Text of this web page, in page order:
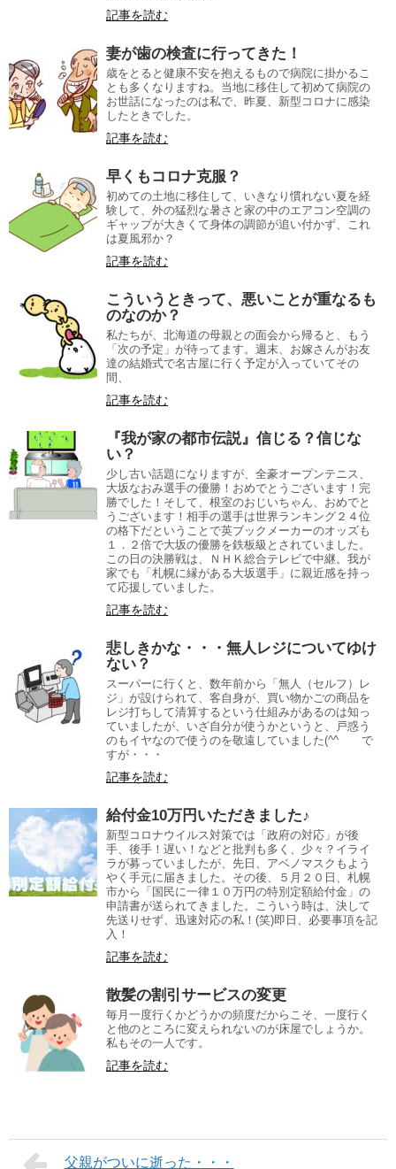
記事を読む
妻が歯の検査に行ってきた！
歳をとると健康不安を抱えるもので病院に掛かるこ
とも多くなりますね。当地に移住して初めて病院の
お世話になったのは私で、昨夏、新型コロナに感染
したときでした。
記事を読む
早くもコロナ克服？
初めての土地に移住して、いきなり慣れない夏を経
験して、外の猛烈な暑さと家の中のエアコン空調の
ギャップが大きくて身体の調節が追い付かず、これ
は夏風邪か？
記事を読む
こういうときって、悪いことが重なるも
のなのか？
私たちが、北海道の母親との面会から帰ると、もう
「次の予定」が待ってます。週末、お嫁さんがお友
達の結婚式で名古屋に行く予定が入っていてその
間、
記事を読む
『我が家の都市伝説』信じる？信じな
い？
少し古い話題になりますが、全豪オープンテニス、
大坂なおみ選手の優勝！おめでとうございます！完
勝でした！そして、根室のおじいちゃん、おめでと
うございます！相手の選手は世界ランキング２４位
の格下だということで英ブックメーカーのオッズも
１．２倍で大坂の優勝を鉄板級とされていました。
この日の決勝戦は、ＮＨＫ総合テレビで中継。我が
家でも「札幌に縁がある大坂選手」に親近感を持っ
て応援していました。
記事を読む
悲しきかな・・・無人レジについてゆけ
ない？
スーパーに行くと、数年前から「無人（セルフ）レ
ジ」が設けられて、客自身が、買い物かごの商品を
レジ打ちして清算するという仕組みがあるのは知っ
ていましたが、いざ自分が使うかというと、戸惑う
のもイヤなので使うのを敬遠していました(^^ゞ で
すが・・・
記事を読む
給付金10万円いただきました♪
新型コロナウイルス対策では「政府の対応」が後
手、後手！遅い！などと批判も多く、少々？イライ
ラが募っていましたが、先日、アベノマスクもよう
やく手元に届きました。その後、５月２０日、札幌
市から「国民に一律１０万円の特別定額給付金」の
申請書が送られてきました。こういう時は、決して
先送りせず、迅速対応の私！(笑)即日、必要事項を記
入！
記事を読む
散髪の割引サービスの変更
毎月一度行くかどうかの頻度だからこそ、一度行く
と他のところに変えられないのが床屋でしょうか。
私もその一人です。
記事を読む
父親がついに逝った・・・